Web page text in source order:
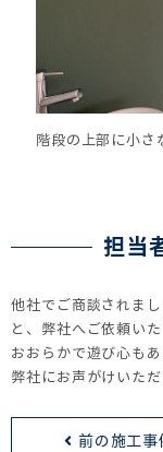
階段の上部に小さ
担当
他社でご商談されま
と、弊社へご依頼いた
おおらかで遊び心も
弊社にお声がけいた
前の施工事